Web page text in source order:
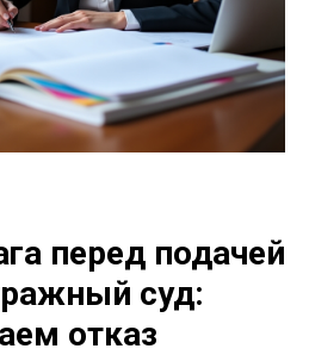
перед подачей
суд:
отказ